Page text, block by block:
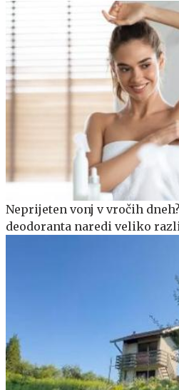
Neprijeten vonj v vročih
deodoranta naredi veliko